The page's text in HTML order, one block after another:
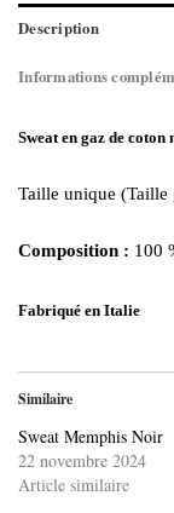
Description
Informations
Sweat en gaz de coton
Taille unique (Taille
Composition : 100
Fabriqué en Italie
Similaire
Sweat Memphis Noir
22 novembre 2024
Article similaire